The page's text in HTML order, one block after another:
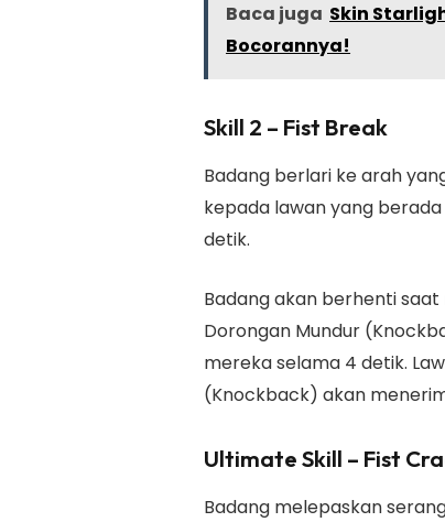
Baca juga Skin
Bocorannya!
Skill 2 – Fist Break
Badang berlari ke arah
kepada lawan yang
detik.
Badang akan berhenti
Dorongan Mundur
mereka selama 4 detik.
(Knockback) akan
Ultimate Skill – Fist
Badang melepaskan